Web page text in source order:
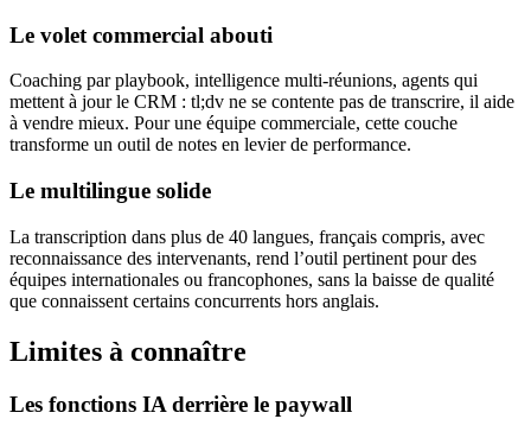
Le volet commercial abouti
Coaching par playbook, intelligence multi-réunions, agents qui
mettent à jour le CRM : tl;dv ne se contente pas de transcrire, il aide
à vendre mieux. Pour une équipe commerciale, cette couche
transforme un outil de notes en levier de performance.
Le multilingue solide
La transcription dans plus de 40 langues, français compris, avec
reconnaissance des intervenants, rend l’outil pertinent pour des
équipes internationales ou francophones, sans la baisse de qualité
que connaissent certains concurrents hors anglais.
Limites à connaître
Les fonctions IA derrière le paywall